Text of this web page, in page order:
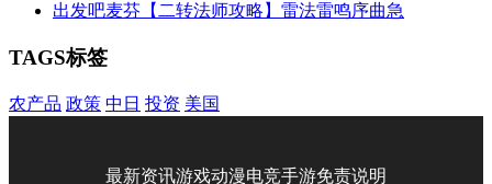
出发吧麦芬【二转法师攻略】雷法雷鸣序曲急
TAGS标签
农产品 政策 中日 投资 美国
最新资讯游戏动漫电竞手游免责说明